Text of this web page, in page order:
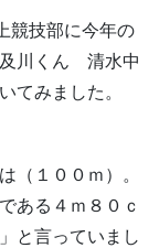
競技部に今年の
及川くん 清水中
みました。
（１００ｍ）。
ある４ｍ８０ｃ
と言っていまし